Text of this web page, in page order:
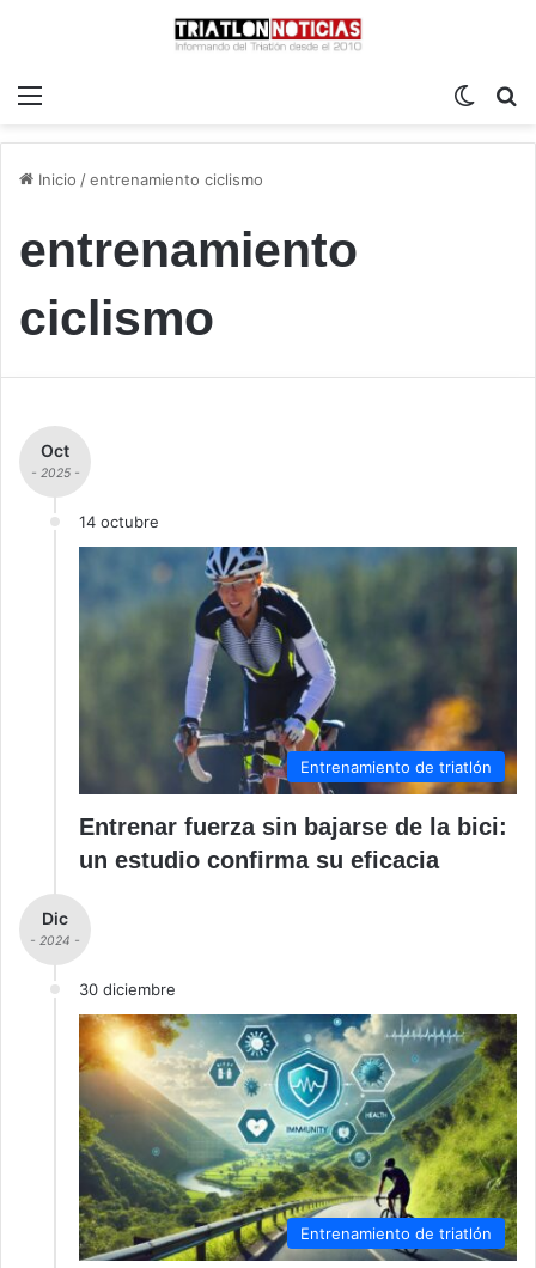
Inicio /entrenamiento ciclismo
entrenamiento
ciclismo
Oct
- 2025 -
14 octubre
Entrenamiento de triatlón
Entrenar fuerza sin bajarse de la bici:
un estudio confirma su eficacia
Dic
- 2024 -
30 diciembre
Entrenamiento de triatlón